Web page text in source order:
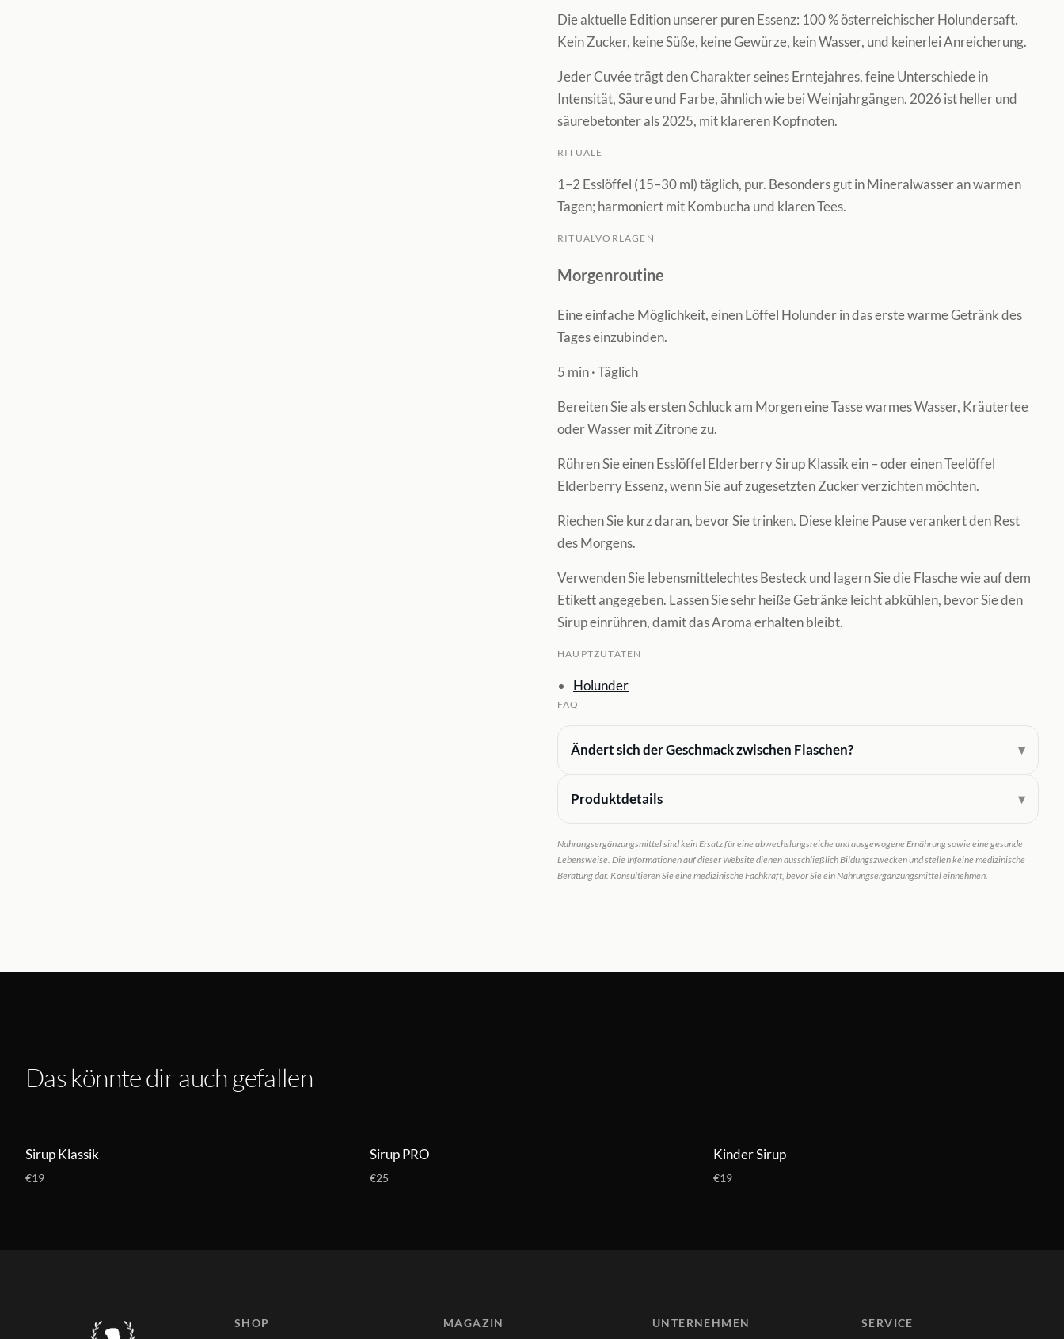
Die aktuelle Edition unserer puren Essenz: 100 % österreichischer Holundersaft.
Kein Zucker, keine Süße, keine Gewürze, kein Wasser, und keinerlei Anreicherung.
Jeder Cuvée trägt den Charakter seines Erntejahres, feine Unterschiede in
Intensität, Säure und Farbe, ähnlich wie bei Weinjahrgängen. 2026 ist heller und
säurebetonter als 2025, mit klareren Kopfnoten.
RITUALE
1–2 Esslöffel (15–30 ml) täglich, pur. Besonders gut in Mineralwasser an warmen
Tagen; harmoniert mit Kombucha und klaren Tees.
RITUALVORLAGEN
Morgenroutine
Eine einfache Möglichkeit, einen Löffel Holunder in das erste warme Getränk des
Tages einzubinden.
5 min·Täglich
Bereiten Sie als ersten Schluck am Morgen eine Tasse warmes Wasser, Kräutertee
oder Wasser mit Zitrone zu.
Rühren Sie einen Esslöffel Elderberry Sirup Klassik ein – oder einen Teelöffel
Elderberry Essenz, wenn Sie auf zugesetzten Zucker verzichten möchten.
Riechen Sie kurz daran, bevor Sie trinken. Diese kleine Pause verankert den Rest
des Morgens.
Verwenden Sie lebensmittelechtes Besteck und lagern Sie die Flasche wie auf dem
Etikett angegeben. Lassen Sie sehr heiße Getränke leicht abkühlen, bevor Sie den
Sirup einrühren, damit das Aroma erhalten bleibt.
HAUPTZUTATEN
Holunder
FAQ
Ändert sich der Geschmack zwischen Flaschen?
Produktdetails
Nahrungsergänzungsmittel sind kein Ersatz für eine abwechslungsreiche und ausgewogene Ernährung sowie eine gesunde
Lebensweise. Die Informationen auf dieser Website dienen ausschließlich Bildungszwecken und stellen keine medizinische
Beratung dar. Konsultieren Sie eine medizinische Fachkraft, bevor Sie ein Nahrungsergänzungsmittel einnehmen.
Das könnte dir auch gefallen
Sirup Klassik
€19
Sirup PRO
€25
Kinder Sirup
€19
SHOP MAGAZIN UNTERNEHMEN SERVICE